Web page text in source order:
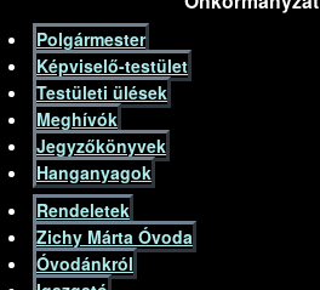
Polgármester
Képviselő-testület
Testületi ülések
Meghívók
Jegyzőkönyvek
Hanganyagok
Rendeletek
Zichy Márta Óvoda
Óvodánkról